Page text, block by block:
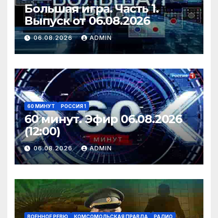
Большая игра. Часть 1.
Выпуск от 06.08.2026
06.08.2026 ADMIN
60 МИНУТ РОССИЯ 1
60 минут. Эфир 06.08.2026
(12:00)
06.08.2026 ADMIN
ВОЕННОЕ РЕВЮ КОМСОМОЛЬСКАЯ ПРАВДА РАДИО